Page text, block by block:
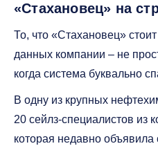
«Стахановец» на
То, что «Стахановец»
данных компании – не
когда система буквально
В одну из крупных
20 сейлз-специалистов
которая недавно объявила